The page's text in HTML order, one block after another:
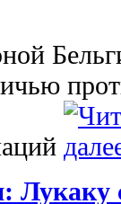
Лукаку